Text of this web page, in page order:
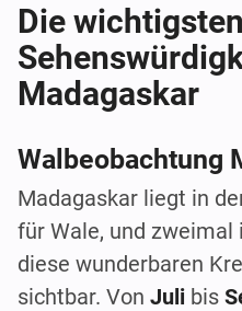
Die wichtigsten
Madagaskar
Walbeobachtung
Madagaskar liegt in
für Wale, und zweimal
diese wunderbaren
sichtbar. Von Juli bis